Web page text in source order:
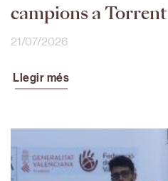
campions a Torrent
21/07/2026
Llegir més